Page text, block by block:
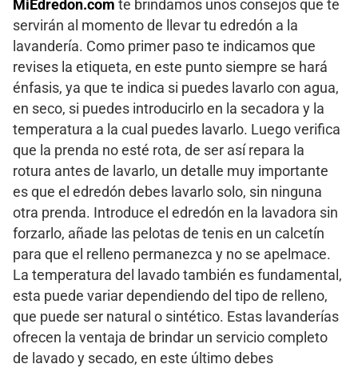
MiEdredon.com te brindamos unos consejos que te
servirán al momento de llevar tu edredón a la
lavandería. Como primer paso te indicamos que
revises la etiqueta, en este punto siempre se hará
énfasis, ya que te indica si puedes lavarlo con agua,
en seco, si puedes introducirlo en la secadora y la
temperatura a la cual puedes lavarlo. Luego verifica
que la prenda no esté rota, de ser así repara la
rotura antes de lavarlo, un detalle muy importante
es que el edredón debes lavarlo solo, sin ninguna
otra prenda. Introduce el edredón en la lavadora sin
forzarlo, añade las pelotas de tenis en un calcetín
para que el relleno permanezca y no se apelmace.
La temperatura del lavado también es fundamental,
esta puede variar dependiendo del tipo de relleno,
que puede ser natural o sintético. Estas lavanderías
ofrecen la ventaja de brindar un servicio completo
de lavado y secado, en este último debes